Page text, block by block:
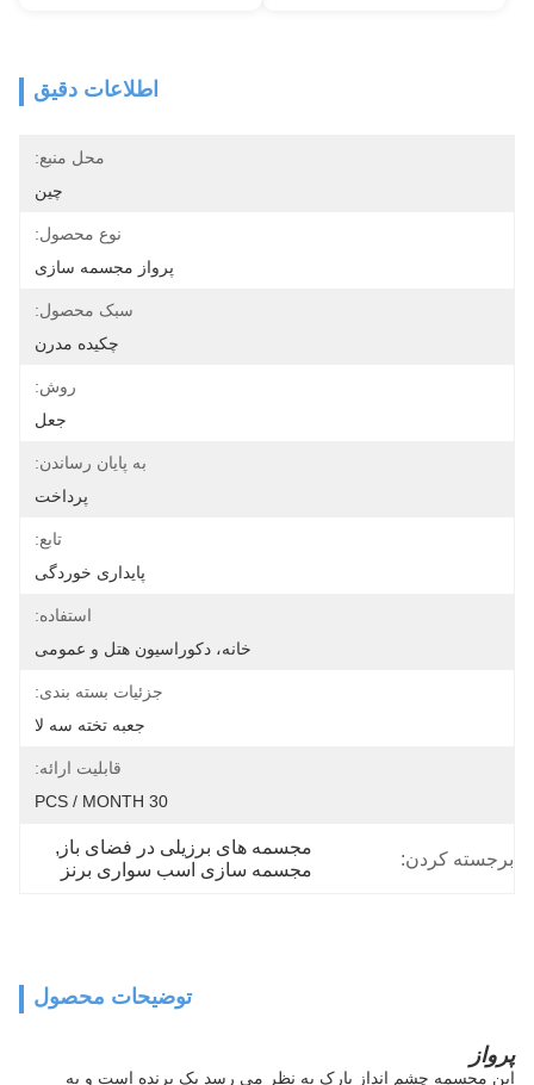
اطلاعات دقیق
محل منبع:
چين
نوع محصول:
پرواز مجسمه سازی
سبک محصول:
چکیده مدرن
روش:
جعل
به پایان رساندن:
پرداخت
تابع:
پایداری خوردگی
استفاده:
خانه، دکوراسیون هتل و عمومی
جزئیات بسته بندی:
جعبه تخته سه لا
قابلیت ارائه:
30 PCS / MONTH
برجسته کردن:
مجسمه های برزیلی در فضای باز,
مجسمه سازی اسب سواری برنز
توضیحات محصول
پرواز
این مجسمه چشم انداز پارک به نظر می رسد یک پرنده است و به